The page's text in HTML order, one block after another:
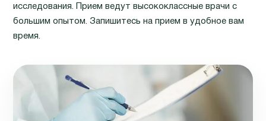
исследования. Прием ведут высококлассные врачи с
большим опытом. Запишитесь на прием в удобное вам
время.